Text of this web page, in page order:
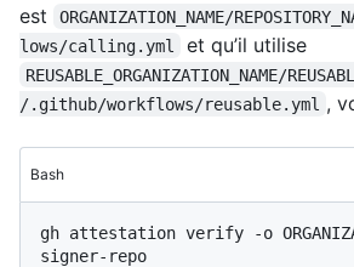
est
ORGANIZATION_NAME/
lows/calling.yml
et qu’il utilise
REUSABLE_ORGANIZATION_NAME/
/.github/workflows/reusable.yml ,
Bash
gh attestation verify -o
signer-repo